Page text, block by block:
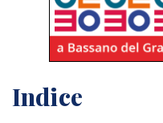
Indice